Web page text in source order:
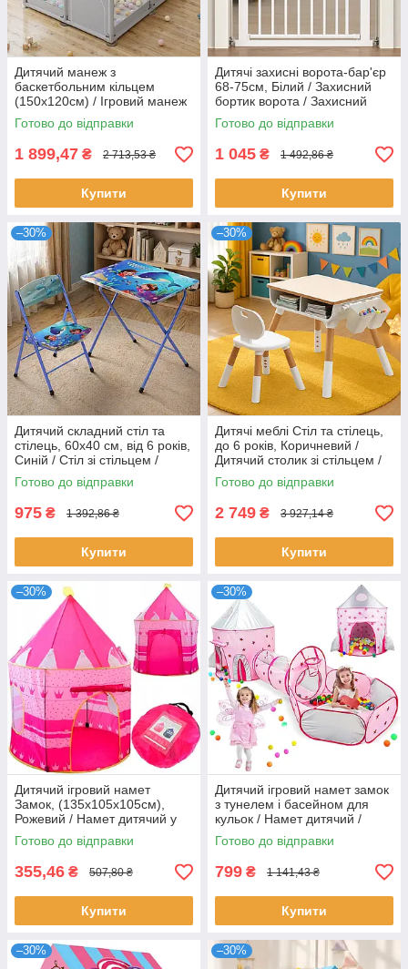
Дитячий манеж з
баскетбольним кільцем
(150х120см) / Ігровий манеж
для дітей / Манеж ігровий
майданчик
Готово до відправки
1 899,47 ₴ 2 713,53 ₴
Купити
Дитячі захисні ворота-бар'єр
68-75см, Білий / Захисний
бортик ворота / Захисний
бар'єр для дверного отвору
Готово до відправки
1 045 ₴ 1 492,86 ₴
Купити
–30%
Дитячий складний стіл та
стілець, 60х40 см, від 6 років,
Синій / Стіл зі стільцем /
Комплект столик зі стільцем
Готово до відправки
975 ₴ 1 392,86 ₴
Купити
–30%
Дитячі меблі Стіл та стілець,
до 6 років, Коричневий /
Дитячий столик зі стільцем /
Стіл в дитячу кімнату
Готово до відправки
2 749 ₴ 3 927,14 ₴
Купити
–30%
Дитячий ігровий намет
Замок, (135х105х105см),
Рожевий / Намет дитячий у
вигляді замку
Готово до відправки
355,46 ₴ 507,80 ₴
Купити
–30%
Дитячий ігровий намет замок
з тунелем і басейном для
кульок / Намет дитячий /
Дитячий намет ігровий
Готово до відправки
799 ₴ 1 141,43 ₴
Купити
–30% –30%